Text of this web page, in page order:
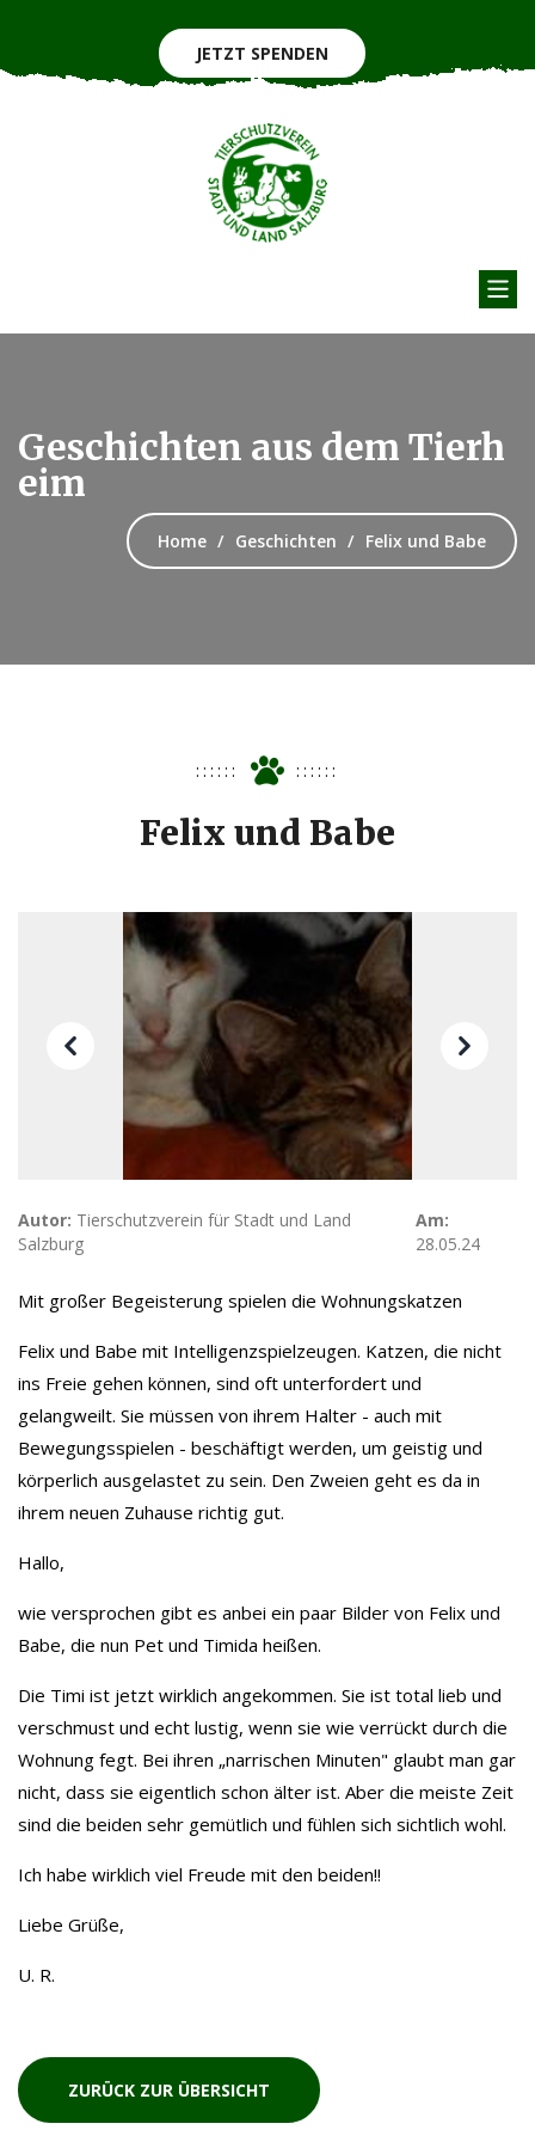
JETZT SPENDEN
Geschichten aus dem Tierh
eim
Home Geschichten Felix und Babe
Felix und Babe
Previous Next
Autor: Tierschutzverein für Stadt und Land
Salzburg
Am:
28.05.24
Mit großer Begeisterung spielen die Wohnungskatzen
Felix und Babe mit Intelligenzspielzeugen. Katzen, die nicht
ins Freie gehen können, sind oft unterfordert und
gelangweilt. Sie müssen von ihrem Halter - auch mit
Bewegungsspielen - beschäftigt werden, um geistig und
körperlich ausgelastet zu sein. Den Zweien geht es da in
ihrem neuen Zuhause richtig gut.
Hallo,
wie versprochen gibt es anbei ein paar Bilder von Felix und
Babe, die nun Pet und Timida heißen.
Die Timi ist jetzt wirklich angekommen. Sie ist total lieb und
verschmust und echt lustig, wenn sie wie verrückt durch die
Wohnung fegt. Bei ihren „narrischen Minuten" glaubt man gar
nicht, dass sie eigentlich schon älter ist. Aber die meiste Zeit
sind die beiden sehr gemütlich und fühlen sich sichtlich wohl.
Ich habe wirklich viel Freude mit den beiden!!
Liebe Grüße,
U. R.
ZURÜCK ZUR ÜBERSICHT